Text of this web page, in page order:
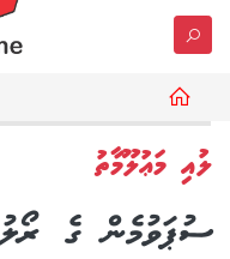
ލުއި މަޢުލޫމާތު
ސުޕަވުމެން ގެ